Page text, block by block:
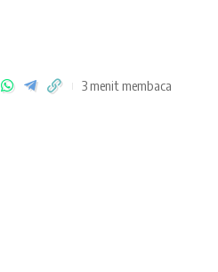
3 menit membaca